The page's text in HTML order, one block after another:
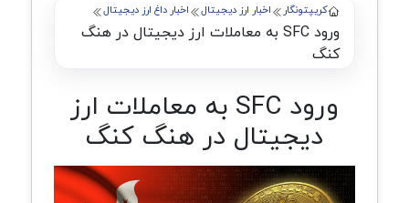
کریپتونگار اخبار ارز دیجیتال اخبار داغ ارز دیجیتال
ورود SFC به معاملات ارز دیجیتال در هنگ
کنگ
ورود SFC به معاملات ارز
دیجیتال در هنگ کنگ